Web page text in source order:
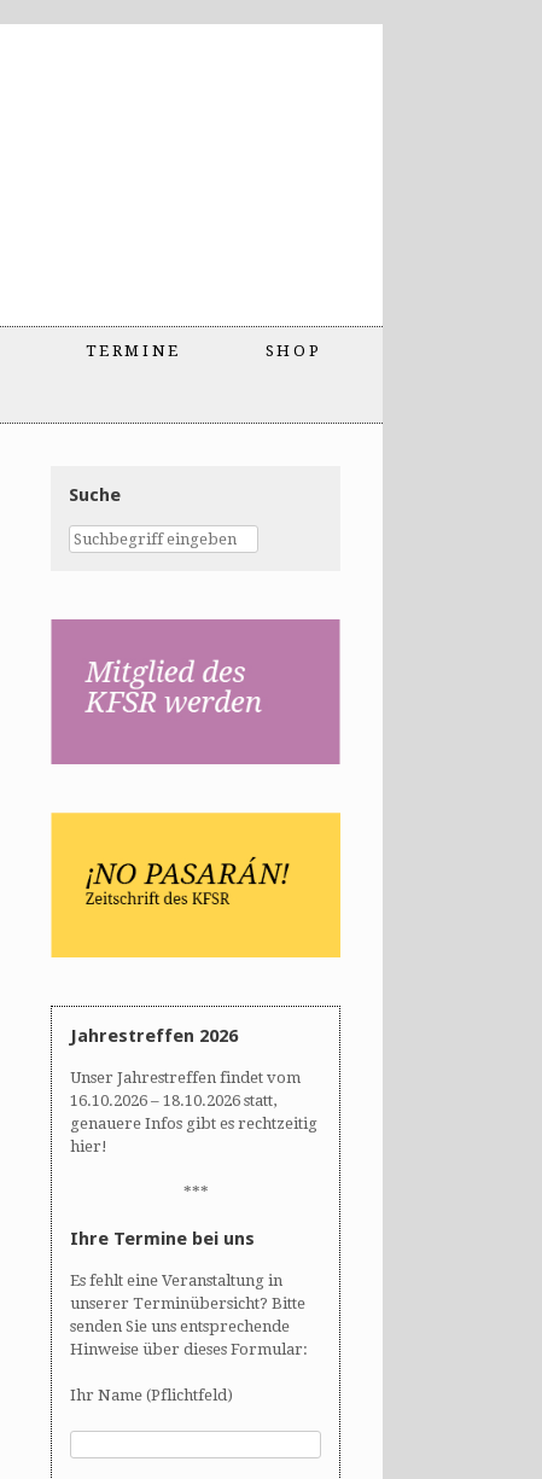
TERMINE SHOP
Suche
Jahrestreffen 2026
Unser Jahrestreffen findet vom
16.10.2026 – 18.10.2026 statt,
genauere Infos gibt es rechtzeitig
hier!
***
Ihre Termine bei uns
Es fehlt eine Veranstaltung in
unserer Terminübersicht? Bitte
senden Sie uns entsprechende
Hinweise über dieses Formular:
Ihr Name (Pflichtfeld)